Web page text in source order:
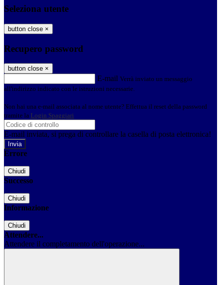
Seleziona utente
button close ×
Recupero password
button close ×
E-mail Verrà inviato un messaggio
all'indirizzo indicato con le istruzioni necessarie.
Non hai una e-mail associata al nome utente? Effettua il reset della password
tramite la Login Spaggiari
E-mail inviata, si prega di controllare la casella di posta elettronica!
Errore
Chiudi
Successo
Chiudi
Informazione
Chiudi
Attendere...
Attendere il completamento dell'operazione...